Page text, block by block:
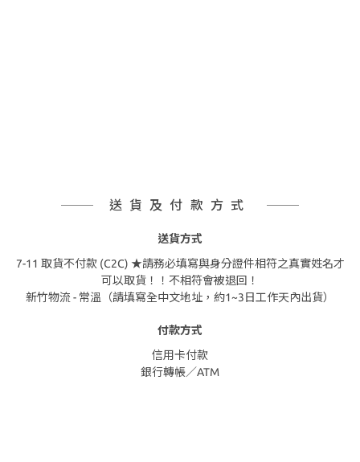
送貨及付款方式
送貨方式
7-11 取貨不付款 (C2C) ★請務必填寫與身分證件相符之真實姓名才
可以取貨！！不相符會被退回！
新竹物流 - 常溫（請填寫全中文地址，約1~3日工作天內出貨）
付款方式
信用卡付款
銀行轉帳／ATM